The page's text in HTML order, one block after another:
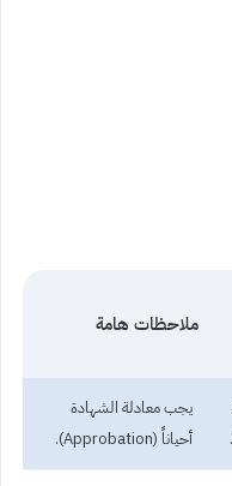
ملاحظات هامة
يجب معادلة الشهادة
أحياناً (Approbation).